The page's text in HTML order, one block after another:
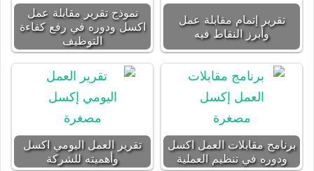
تقرير إتمام مقابلة عمل
وأبرز النقاط فيه
نموذج تقرير مقابلة عمل
اكسل ودوره في رفع كفاءة
التوظيف
برنامج مقابلات العمل اكسل
ودوره في تنظيم العملية
تقرير العمل اليومي اكسل
وأهميته للشركة